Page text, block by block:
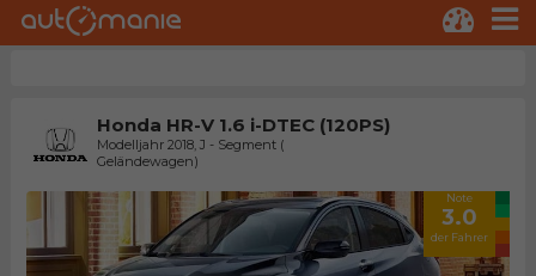
Honda HR-V 1.6 i-DTEC (120PS)
Modelljahr 2018, J - Segment (
Geländewagen)
Note
3.0
der Fahrer